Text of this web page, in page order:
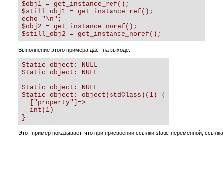
$obj1 = get_instance_ref();
$still_obj1 = get_instance_ref();
echo "\n";
$obj2 = get_instance_noref();
$still_obj2 = get_instance_noref();
Выполнение этого примера даст на выходе:
Static object: NULL
Static object: NULL
Static object: NULL
Static object: object(stdClass)(1) {
  ["property"]=>
  int(1)
}
Этот пример показывает, что при присвоении ссылки static-переменной,